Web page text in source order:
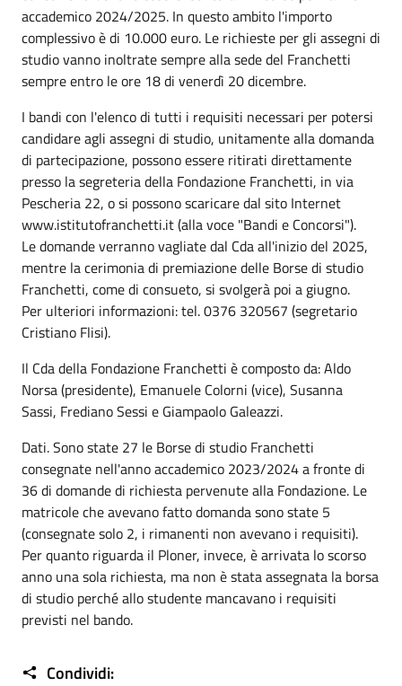
accademico 2024/2025. In questo ambito l'importo
complessivo è di 10.000 euro. Le richieste per gli assegni di
studio vanno inoltrate sempre alla sede del Franchetti
sempre entro le ore 18 di venerdì 20 dicembre.
I bandi con l'elenco di tutti i requisiti necessari per potersi
candidare agli assegni di studio, unitamente alla domanda
di partecipazione, possono essere ritirati direttamente
presso la segreteria della Fondazione Franchetti, in via
Pescheria 22, o si possono scaricare dal sito Internet
www.istitutofranchetti.it (alla voce "Bandi e Concorsi").
Le domande verranno vagliate dal Cda all'inizio del 2025,
mentre la cerimonia di premiazione delle Borse di studio
Franchetti, come di consueto, si svolgerà poi a giugno.
Per ulteriori informazioni: tel. 0376 320567 (segretario
Cristiano Flisi).
Il Cda della Fondazione Franchetti è composto da: Aldo
Norsa (presidente), Emanuele Colorni (vice), Susanna
Sassi, Frediano Sessi e Giampaolo Galeazzi.
Dati. Sono state 27 le Borse di studio Franchetti
consegnate nell'anno accademico 2023/2024 a fronte di
36 di domande di richiesta pervenute alla Fondazione. Le
matricole che avevano fatto domanda sono state 5
(consegnate solo 2, i rimanenti non avevano i requisiti).
Per quanto riguarda il Ploner, invece, è arrivata lo scorso
anno una sola richiesta, ma non è stata assegnata la borsa
di studio perché allo studente mancavano i requisiti
previsti nel bando.
Condividi: